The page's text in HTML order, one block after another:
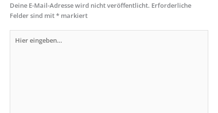
Deine E-Mail-Adresse wird nicht veröffentlicht. Erforderliche
Felder sind mit* markiert
eingeben…